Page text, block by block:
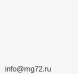
info@mg72.ru